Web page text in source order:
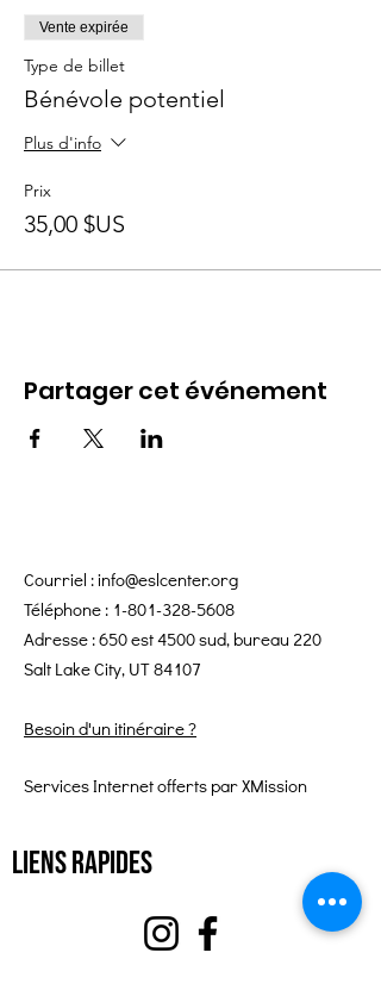
Vente expirée
Type de billet
Bénévole potentiel
Plus d'info
Prix
35,00 $US
Partager cet événement
Courriel :info@eslcenter.org
Téléphone : 1-801-328-5608
Adresse : 650 est 4500 sud, bureau 220
Salt Lake City, UT 84107
Besoin d'un itinéraire ?
Services Internet offerts par XMission
Liens rapides